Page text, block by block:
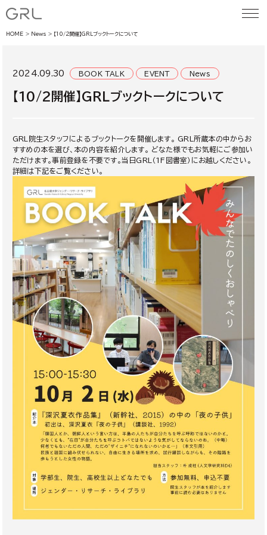
HOME News 【10/2開催】GRLブックトークについて
2024.09.30 BOOK TALK EVENT News
【10/2開催】GRLブックトークについて
GRL院生スタッフによるブックトークを開催します。 GRL所蔵本の中からお
すすめの本を選び、本の内容を紹介します。 どなた様でもお気軽にご参加い
ただけます。事前登録を不要です。当日GRL（1F図書室）にお越しください。
詳細は下記をご覧ください。